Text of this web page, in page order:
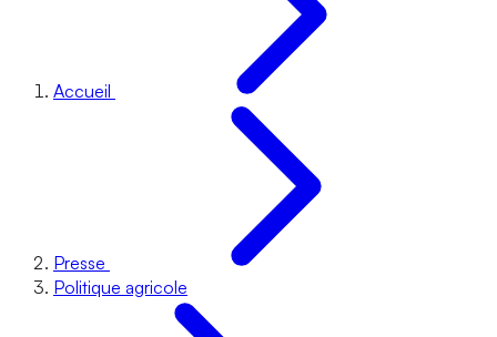
Accueil
Presse
Politique agricole